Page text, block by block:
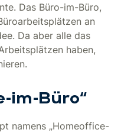
Das Büro-im-Büro,
an
Da aber alle das
haben,
im-Büro“
namens „Homeoffice-